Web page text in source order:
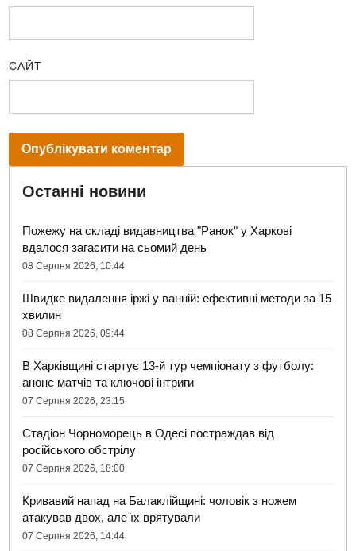
САЙТ
Останні новини
Пожежу на складі видавництва "Ранок" у Харкові
вдалося загасити на сьомий день
08 Серпня 2026, 10:44
Швидке видалення іржі у ванній: ефективні методи за 15
хвилин
08 Серпня 2026, 09:44
В Харківщині стартує 13-й тур чемпіонату з футболу:
анонс матчів та ключові інтриги
07 Серпня 2026, 23:15
Стадіон Чорноморець в Одесі постраждав від
російського обстрілу
07 Серпня 2026, 18:00
Кривавий напад на Балаклійщині: чоловік з ножем
атакував двох, але їх врятували
07 Серпня 2026, 14:44